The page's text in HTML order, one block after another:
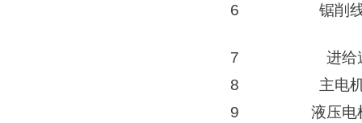
6 锯削
7
进给
8
主电
9
液压电